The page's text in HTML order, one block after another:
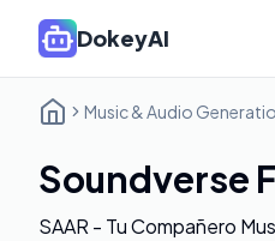
DokeyAI
Music & Audio
Soundverse
SAAR - Tu Compañero